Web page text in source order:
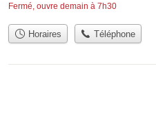
Fermé, ouvre demain à 7h30
Horaires Téléphone